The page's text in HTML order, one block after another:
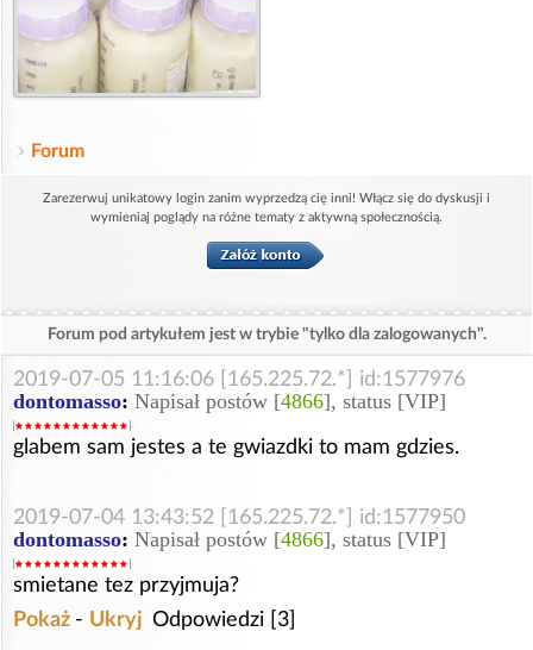
Forum
Zarezerwuj unikatowy login zanim wyprzedzą cię inni! Włącz się do dyskusji i
wymieniaj poglądy na różne tematy z aktywną społecznością.
Forum pod artykułem jest w trybie "tylko dla zalogowanych".
2019-07-05 11:16:06 [165.225.72.*] id:1577976
dontomasso: Napisał postów [4866], status [VIP]
glabem sam jestes a te gwiazdki to mam gdzies.
2019-07-04 13:43:52 [165.225.72.*] id:1577950
dontomasso: Napisał postów [4866], status [VIP]
smietane tez przyjmuja?
Pokaż - Ukryj Odpowiedzi [3]